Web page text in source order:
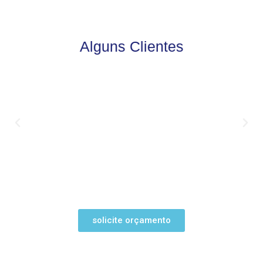
Alguns Clientes
solicite orçamento